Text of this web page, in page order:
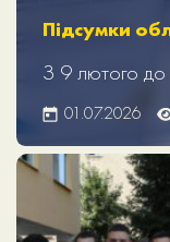
Підсумки
З 9 лютого
01.07.2026